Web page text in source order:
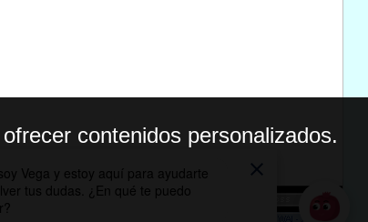
contenidos personalizados.